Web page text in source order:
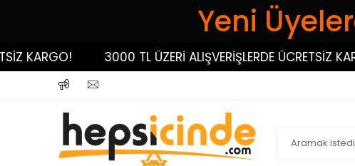
Yeni
3000 TL ÜZERİ ALIŞVERİŞLERDE ÜCRETSİZ KARGO!